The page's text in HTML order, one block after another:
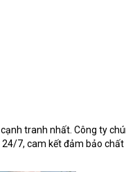
tranh nhất. Công ty
7, cam kết đảm bảo chất